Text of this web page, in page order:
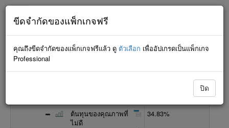
แบบมินิมัลลิสต์
ชื่อ
34.83%
ต้นทุนของคุณภาพที่
ไม่ดี
34.83%
ขีดจำกัดของแพ็กเกจฟรี
คุณถึงขีดจำกัดของแพ็กเกจฟรีแล้ว ดู ตัวเลือก เพื่ออัปเกรดเป็นแพ็กเกจ
Professional
ปิด